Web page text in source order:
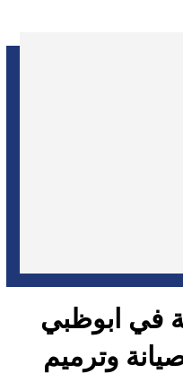
في ابوظبي